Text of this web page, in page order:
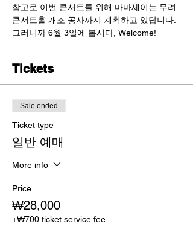
참고로 이번 콘서트를 위해 마마세이는 무려
콘서트홀 개조 공사까지 계획하고 있답니다.
그러니까 6월 3일에 봅시다, Welcome!
Tickets
Sale ended
Ticket type
일반 예매
More info
Price
₩28,000
+₩700 ticket service fee